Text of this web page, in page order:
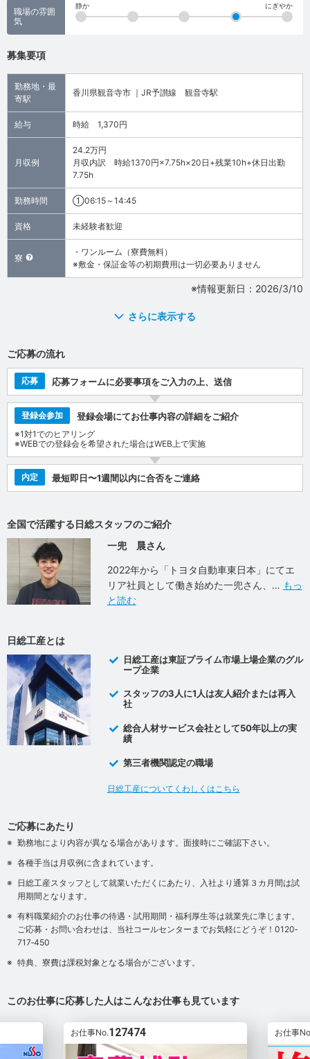
職場の雰囲
気
静か にぎやか
募集要項
勤務地・最
寄駅
香川県観音寺市 ｜JR予讃線 観音寺駅
給与 時給 1,370円
月収例
24.2万円
月収内訳 時給1370円×7.75h×20日+残業10h+休日出勤
7.75h
勤務時間 ①06:15～14:45
資格 未経験者歓迎
寮
・ワンルーム（寮費無料）
※敷金・保証金等の初期費用は一切必要ありません
※情報更新日：2026/3/10
さらに表示する
ご応募の流れ
応募 応募フォームに必要事項をご入力の上、送信
登録会参加 登録会場にてお仕事内容の詳細をご紹介
※1対1でのヒアリング
※WEBでの登録会を希望された場合はWEB上で実施
内定 最短即日〜1週間以内に合否をご連絡
全国で活躍する日総スタッフのご紹介
一兜 晨さん
2022年から「トヨタ自動車東日本」にてエ
リア社員として働き始めた一兜さん、
もっ
と読む
日総工産とは
日総工産は東証プライム市場上場企業のグル
ープ企業
スタッフの3人に1人は友人紹介または再入
社
総合人材サービス会社として50年以上の実
績
第三者機関認定の職場
日総工産についてくわしくはこちら
ご応募にあたり
勤務地により内容が異なる場合があります。面接時にご確認下さい。
各種手当は月収例に含まれています。
日総工産スタッフとして就業いただくにあたり、入社より通算３カ月間は試
用期間となります。
有料職業紹介のお仕事の待遇・試用期間・福利厚生等は就業先に準じます。
ご応募・お問い合わせは、当社コールセンターまでお気軽にどうぞ！0120‐
717‐450
特典、寮費は課税対象となる場合がございます。
このお仕事に応募した人はこんなお仕事も見ています
お仕事No.127474 お仕事